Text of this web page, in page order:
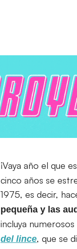
¡Vaya año el que
cinco años se
1975, es decir,
pequeña y las
incluya
del lince, que se